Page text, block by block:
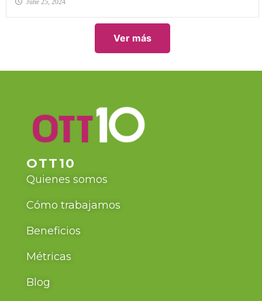
June 25, 2024
Ver más
OTT10
Quienes somos
Cómo trabajamos
Beneficios
Métricas
Blog